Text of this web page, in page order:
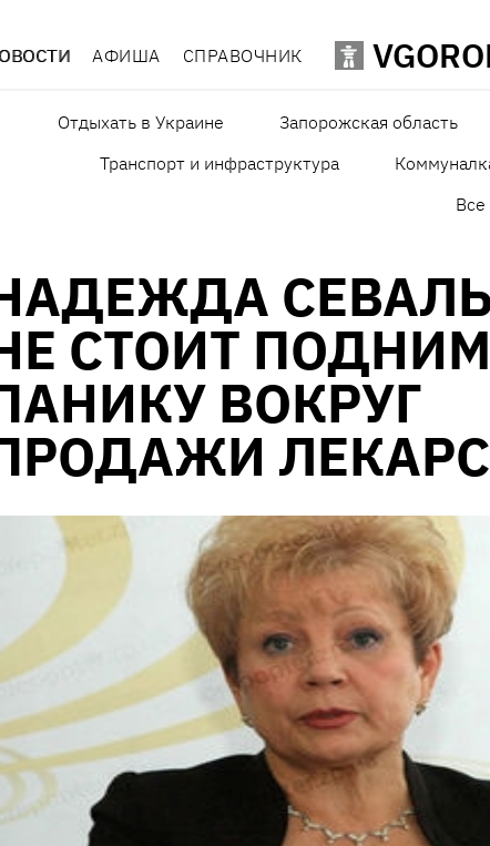
АФИША СПРАВОЧНИК
Отдыхать в Украине Запорожская область
Транспорт и инфраструктура
Все
СТОИТ
ВОКРУГ